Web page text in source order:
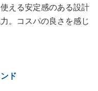
える安定感のある設計
。コスパの良さを感じ
ド